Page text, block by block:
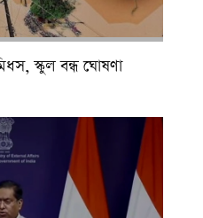
স্কুল বন্ধ ঘোষণা